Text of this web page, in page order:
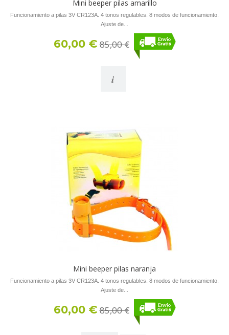
Mini beeper pilas amarillo
Funcionamiento a pilas 3V CR123A. 4 tonos regulables. 8 modos de funcionamiento.
Ajuste de...
60,00 €85,00 €
i
Mini beeper pilas naranja
Funcionamiento a pilas 3V CR123A. 4 tonos regulables. 8 modos de funcionamiento.
Ajuste de...
60,00 €85,00 €